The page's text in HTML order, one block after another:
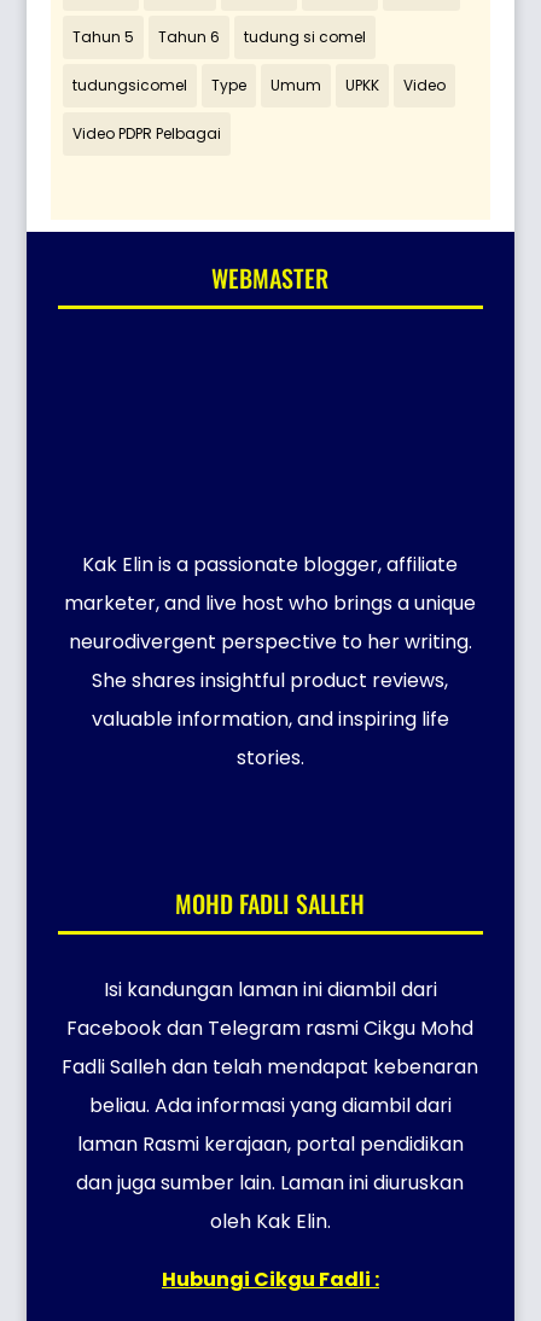
Tahun 5 Tahun 6 tudung si comel
tudungsicomel Type Umum UPKK Video
Video PDPR Pelbagai
WEBMASTER
Kak Elin is a passionate blogger, affiliate
marketer, and live host who brings a unique
neurodivergent perspective to her writing.
She shares insightful product reviews,
valuable information, and inspiring life
stories.
MOHD FADLI SALLEH
Isi kandungan laman ini diambil dari
Facebook dan Telegram rasmi Cikgu Mohd
Fadli Salleh dan telah mendapat kebenaran
beliau. Ada informasi yang diambil dari
laman Rasmi kerajaan, portal pendidikan
dan juga sumber lain. Laman ini diuruskan
oleh Kak Elin.
Hubungi Cikgu Fadli :